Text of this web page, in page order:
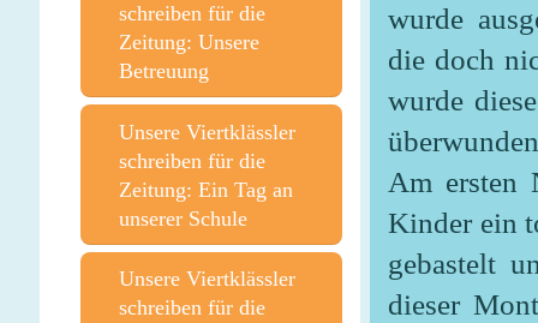
wurde
die doch
wurde
Am ersten
Kinder ein
gebastelt
dieser
schreiben für die
Zeitung: Unsere
Betreuung
Unsere Viertklässler
schreiben für die
Zeitung: Ein Tag an
unserer Schule
Unsere Viertklässler
schreiben für die